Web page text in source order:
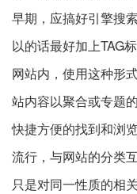
早期，应搞好引擎搜
以的话最好加上TAG
网站内，使用这种形
站内容以聚合或专题
快捷方便的找到和浏
流行，与网站的分类
只是对同一性质的相